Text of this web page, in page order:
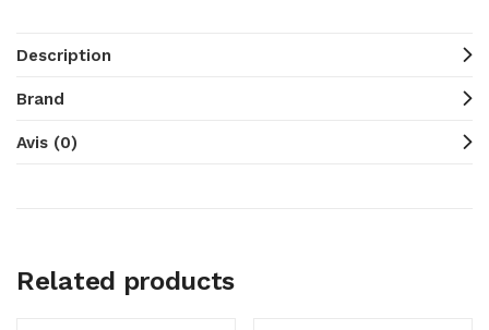
Description
Brand
Avis (0)
Related products